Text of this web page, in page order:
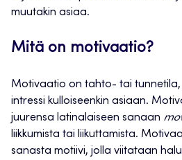
muutakin asiaa.
Mitä on motivaatio?
Motivaatio on tahto- tai
intressi kulloiseenkin asiaan.
juurensa latinalaiseen sanaan
liikkumista tai liikuttamista.
sanasta motiivi, jolla viitataan